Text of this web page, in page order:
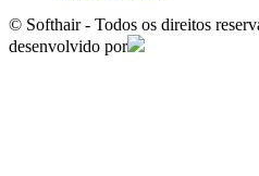
© Softhair - Todos os direitos
desenvolvido por